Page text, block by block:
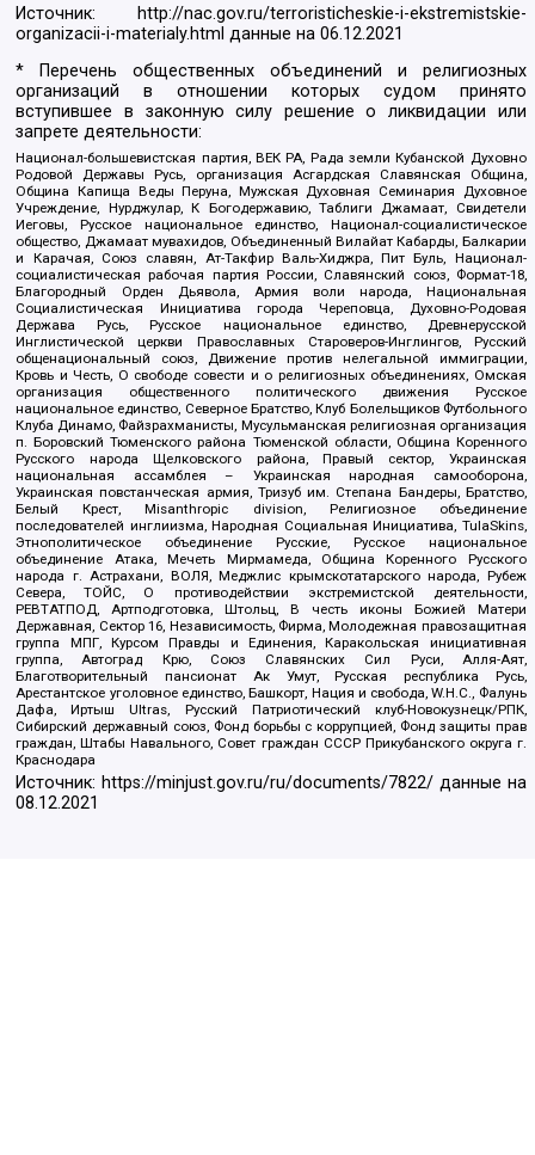
Источник:
http://nac.gov.ru/terroristicheskie-i-ekstremistskie-
organizacii-i-materialy.html данные на06.12.2021
* Перечень общественных объединений и религиозных
организаций в отношении которых судом принято
вступившее в законную силу решение о ликвидации или
запрете деятельности:
Национал-большевистская партия, ВЕК РА, Рада земли Кубанской Духовно
Родовой Державы Русь, организация Асгардская Славянская Община,
Община Капища Веды Перуна, Мужская Духовная Семинария Духовное
Учреждение, Нурджулар, К Богодержавию, Таблиги Джамаат, Свидетели
Иеговы, Русское национальное единство, Национал-социалистическое
общество, Джамаат мувахидов, Объединенный Вилайат Кабарды, Балкарии
и Карачая, Союз славян, Ат-Такфир Валь-Хиджра, Пит Буль, Национал-
социалистическая рабочая партия России, Славянский союз, Формат-18,
Благородный Орден Дьявола, Армия воли народа, Национальная
Социалистическая Инициатива города Череповца, Духовно-Родовая
Держава Русь, Русское национальное единство, Древнерусской
Инглистической церкви Православных Староверов-Инглингов, Русский
общенациональный союз, Движение против нелегальной иммиграции,
Кровь и Честь, О свободе совести и о религиозных объединениях, Омская
организация общественного политического движения Русское
национальное единство, Северное Братство, Клуб Болельщиков Футбольного
Клуба Динамо, Файзрахманисты, Мусульманская религиозная организация
п. Боровский Тюменского района Тюменской области, Община Коренного
Русского народа Щелковского района, Правый сектор, Украинская
национальная ассамблея – Украинская народная самооборона,
Украинская повстанческая армия, Тризуб им. Степана Бандеры, Братство,
Белый Крест, Misanthropic division, Религиозное объединение
последователей инглиизма, Народная Социальная Инициатива, TulaSkins,
Этнополитическое объединение Русские, Русское национальное
объединение Атака, Мечеть Мирмамеда, Община Коренного Русского
народа г. Астрахани, ВОЛЯ, Меджлис крымскотатарского народа, Рубеж
Севера, ТОЙС, О противодействии экстремистской деятельности,
РЕВТАТПОД, Артподготовка, Штольц, В честь иконы Божией Матери
Державная, Сектор 16, Независимость, Фирма, Молодежная правозащитная
группа МПГ, Курсом Правды и Единения, Каракольская инициативная
группа, Автоград Крю, Союз Славянских Сил Руси, Алля-Аят,
Благотворительный пансионат Ак Умут, Русская республика Русь,
Арестантское уголовное единство, Башкорт, Нация и свобода, W.H.С., Фалунь
Дафа, Иртыш Ultras, Русский Патриотический клуб-Новокузнецк/РПК,
Сибирский державный союз, Фонд борьбы с коррупцией, Фонд защиты прав
граждан, Штабы Навального, Совет граждан СССР Прикубанского округа г.
Краснодара
Источник:https://minjust.gov.ru/ru/documents/7822/ данные на
08.12.2021